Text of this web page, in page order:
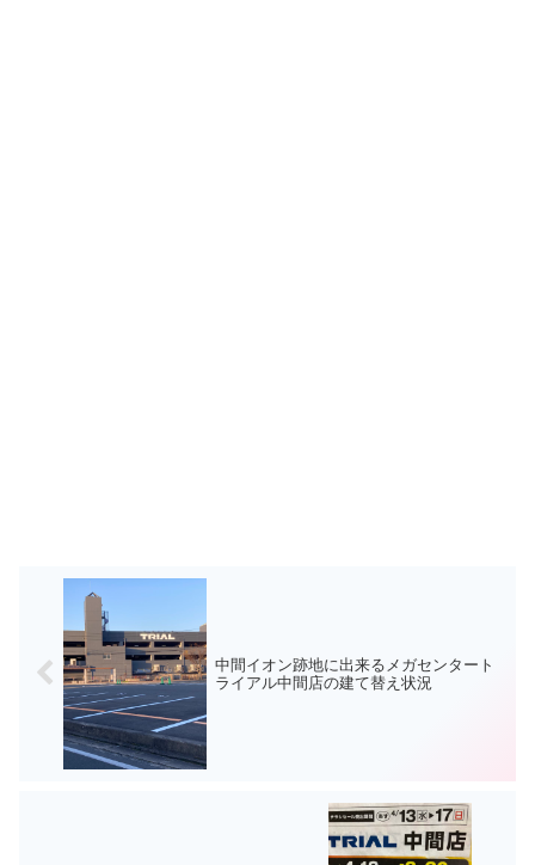
中間イオン跡地に出来るメガセンタート
ライアル中間店の建て替え状況